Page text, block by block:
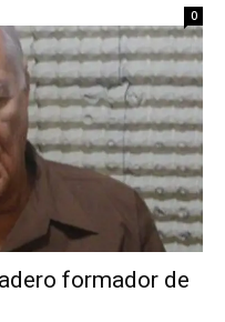
0
formador de